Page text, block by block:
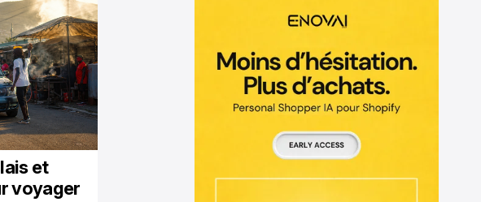
et
voyager